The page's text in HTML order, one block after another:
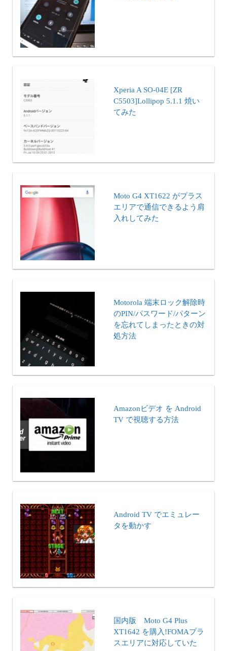
Xperia A SO-04E [ZR
C5503]Lollipop 5.1.1 焼い
てみた
Moto G4 XT1622 がプラス
エリアで通信できるよう肩
入れしてみた
Motorola 端末ロック解除時
のPIN/パスワード/パターン
を忘れてしまったときの対
処方法
Amazonビデオ を Android
TV で視聴する方法
Android TV でエミュレー
タを動かす
国内版 Moto G4 Plus
XT1642 を購入!FOMAプラ
スエリアに対応していた